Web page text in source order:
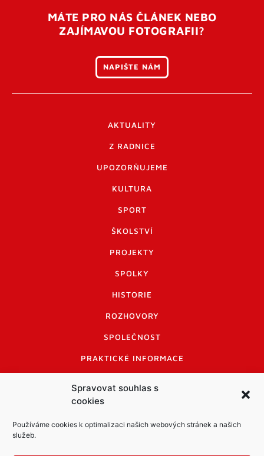
Spravovat souhlas s
cookies
Používáme cookies k optimalizaci našich webových stránek a našich
služeb.
MÁTE PRO NÁS ČLÁNEK NEBO
ZAJÍMAVOU FOTOGRAFII?
NAPIŠTE NÁM
AKTUALITY
Z RADNICE
UPOZORŇUJEME
KULTURA
SPORT
ŠKOLSTVÍ
PROJEKTY
SPOLKY
HISTORIE
ROZHOVORY
SPOLEČNOST
PRAKTICKÉ INFORMACE
INFORMACE A KODEX DISKUTUJÍCÍCH
LOGO A LOGO MANUÁL